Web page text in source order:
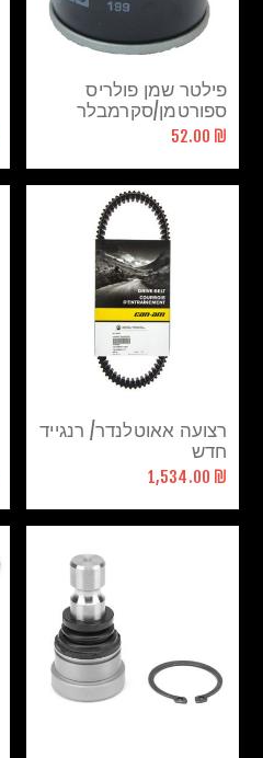
פילטר שמן פולריס
ספורטמן/סקרמבלר
₪ 52.00
רצועה אאוטלנדר/ רנגייד
חדש
₪ 1,534.00